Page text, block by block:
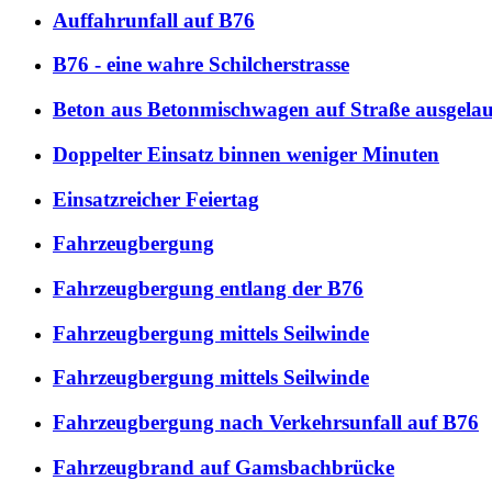
Auffahrunfall auf B76
B76 - eine wahre Schilcherstrasse
Beton aus Betonmischwagen auf Straße
Doppelter Einsatz binnen weniger Minuten
Einsatzreicher Feiertag
Fahrzeugbergung
Fahrzeugbergung entlang der B76
Fahrzeugbergung mittels Seilwinde
Fahrzeugbergung mittels Seilwinde
Fahrzeugbergung nach Verkehrsunfall auf B76
Fahrzeugbrand auf Gamsbachbrücke